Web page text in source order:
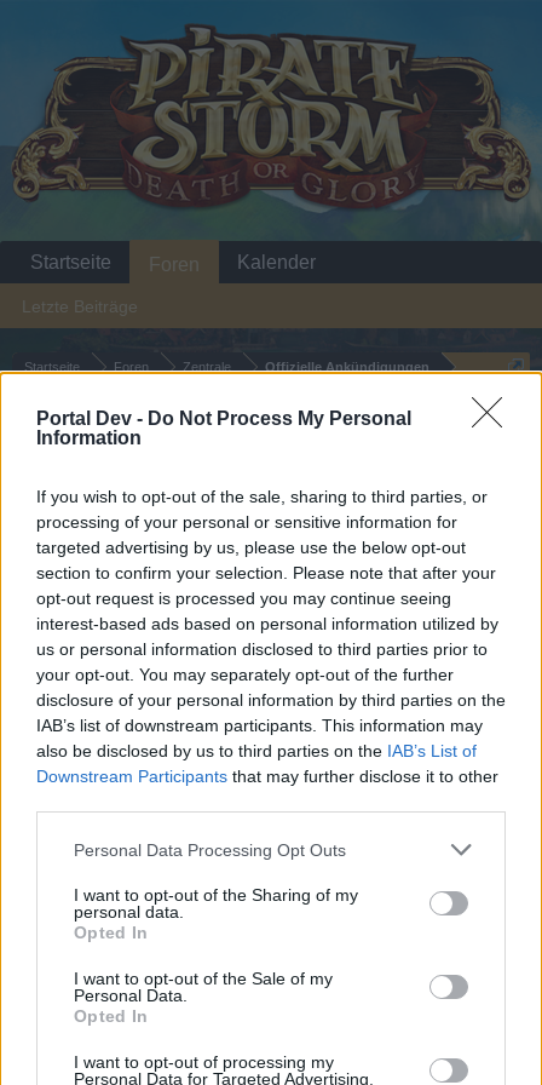
Portal Dev - Do Not Process My Personal
Information
If you wish to opt-out of the sale, sharing to third parties, or
processing of your personal or sensitive information for
targeted advertising by us, please use the below opt-out
section to confirm your selection. Please note that after your
opt-out request is processed you may continue seeing
interest-based ads based on personal information utilized by
us or personal information disclosed to third parties prior to
your opt-out. You may separately opt-out of the further
disclosure of your personal information by third parties on the
IAB’s list of downstream participants. This information may
also be disclosed by us to third parties on the IAB’s List of
Downstream Participants that may further disclose it to other
Personal Data Processing Opt Outs
I want to opt-out of the Sharing of my
personal data.
Opted In
I want to opt-out of the Sale of my
Personal Data.
Opted In
I want to opt-out of processing my
Personal Data for Targeted Advertising.
Startseite Foren Zentrale Offizielle Ankündigungen
Ankündigung Deep Sea Diver/Tag der
versunkenen Schätze
Liebe(r) Forum-Leser/in,
wenn Du in diesem Forum aktiv an den Gesprächen
teilnehmen oder eigene Themen starten möchtest,
musst Du Dich bitte zunächst im Spiel einloggen.
Falls Du noch keinen Spielaccount besitzt, bitte
registriere Dich neu. Wir freuen uns auf Deinen
nächsten Besuch in unserem Forum! „Zum Spiel“
Status des Themas: Es sind keine weiteren Antworten möglich.
Versunkene Schiffe erzählen immer eine Geschichte. So
Überheblichkeit. Ihr Wrack gilt allerdings auch als
faszinierend und anziehend! Und jährlich versuchen immer
noch zahlreiche Forscherteams, auch die kleinsten
Startseite Foren
Letzte Beiträge
Kalender